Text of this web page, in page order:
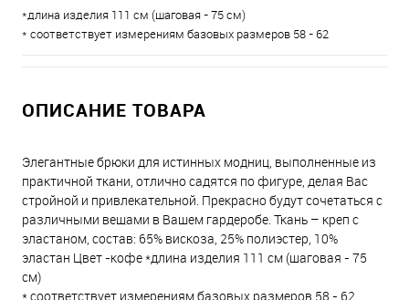
*длина изделия 111 см (шаговая - 75 см)
* соответствует измерениям базовых размеров 58 - 62
ОПИСАНИЕ ТОВАРА
Элегантные брюки для истинных модниц, выполненные из
практичной ткани, отлично садятся по фигуре, делая Вас
стройной и привлекательной. Прекрасно будут сочетаться с
различными вещами в Вашем гардеробе. Ткань – креп с
эластаном, состав: 65% вискоза, 25% полиэстер, 10%
эластан Цвет -кофе *длина изделия 111 см (шаговая - 75
см)
* соответствует измерениям базовых размеров 58 - 62